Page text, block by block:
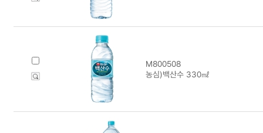
M800508
농심)백산수 330㎖